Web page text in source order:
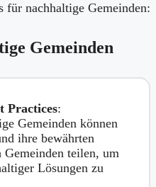
für nachhaltige Gemeinden:
Gemeinden
Practices:
Gemeinden können
ihre bewährten
teilen, um
Lösungen zu